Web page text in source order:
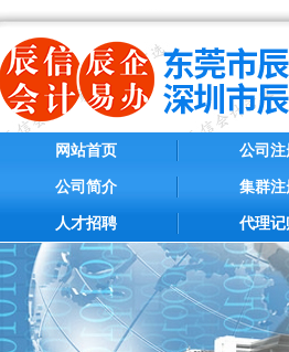
网站首页
公司简介
人才招聘
公司注
集群注
代理记